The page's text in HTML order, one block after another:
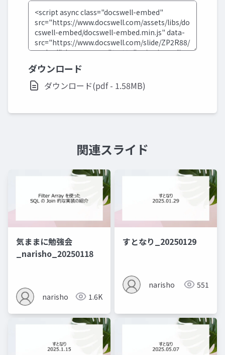
ダウンロード
ダウンロード(pdf - 1.58MB)
関連スライド
気ままに勉強会
_narisho_20250118
narisho 1.6K
すとなり_20250129
narisho 551